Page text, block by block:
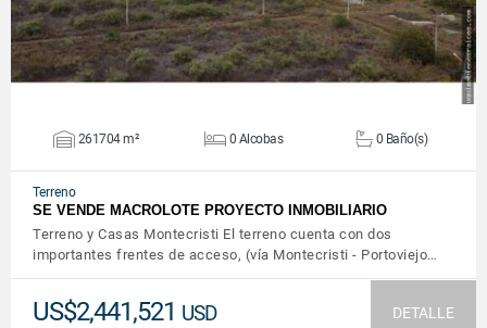
261704 m² 0 Alcobas 0 Baño(s)
Terreno
SE VENDE MACROLOTE PROYECTO INMOBILIARIO
Terreno y Casas Montecristi El terreno cuenta con dos
importantes frentes de acceso, (vía Montecristi - Portoviejo…
US$2,441,521 USD DETALLE